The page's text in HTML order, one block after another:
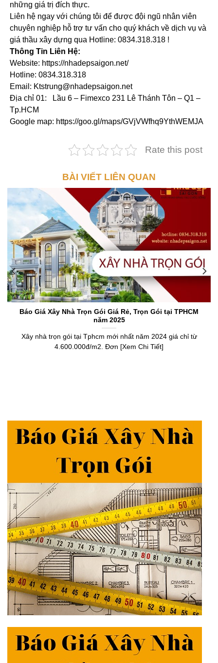
những giá trị đích thực.
Liên hệ ngay với chúng tôi để được đội ngũ nhân viên
chuyên nghiệp hỗ trợ tư vấn cho quý khách về dịch vụ và
giá thầu xây dựng qua Hotline: 0834.318.318 !
Thông Tin Liên Hệ:
Website: https://nhadepsaigon.net/
Hotline: 0834.318.318
Email: Ktstrung@nhadepsaigon.net
Địa chỉ 01: Lầu 6 – Fimexco 231 Lê Thánh Tôn – Q1 –
Tp.HCM
Google map: https://goo.gl/maps/GVjVWfhq9YthWEMJA
Rate this post
BÀI VIẾT LIÊN QUAN
Báo Giá Xây Nhà Trọn Gói Giá Rẻ, Trọn Gói tại TPHCM
năm 2025
Xây nhà trọn gói tại Tphcm mới nhất năm 2024 giá chỉ từ
4.600.000đ/m2. Đơn [Xem Chi Tiết]